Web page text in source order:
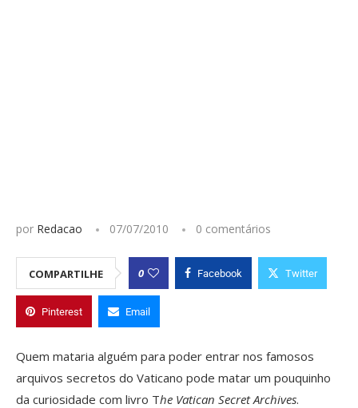
por Redacao 07/07/2010 0 comentários
COMPARTILHE 0 Facebook Twitter
Pinterest Email
Quem mataria alguém para poder entrar nos famosos
arquivos secretos do Vaticano pode matar um pouquinho
da curiosidade com livro The Vatican Secret Archives.